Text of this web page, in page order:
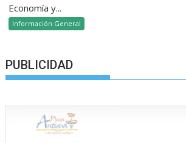
Economía y...
Información General
PUBLICIDAD